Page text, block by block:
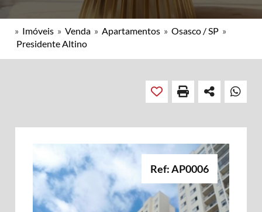
» Imóveis » Venda » Apartamentos » Osasco / SP »
Presidente Altino
Ref: AP0006